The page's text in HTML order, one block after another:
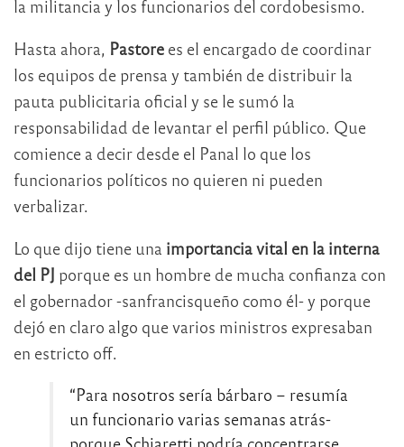
la militancia y los funcionarios del cordobesismo.
Hasta ahora, Pastore es el encargado de coordinar
los equipos de prensa y también de distribuir la
pauta publicitaria oficial y se le sumó la
responsabilidad de levantar el perfil público. Que
comience a decir desde el Panal lo que los
funcionarios políticos no quieren ni pueden
verbalizar.
Lo que dijo tiene una importancia vital en la interna
del PJ porque es un hombre de mucha confianza con
el gobernador -sanfrancisqueño como él- y porque
dejó en claro algo que varios ministros expresaban
en estricto off.
“Para nosotros sería bárbaro – resumía
un funcionario varias semanas atrás-
porque Schiaretti podría concentrarse